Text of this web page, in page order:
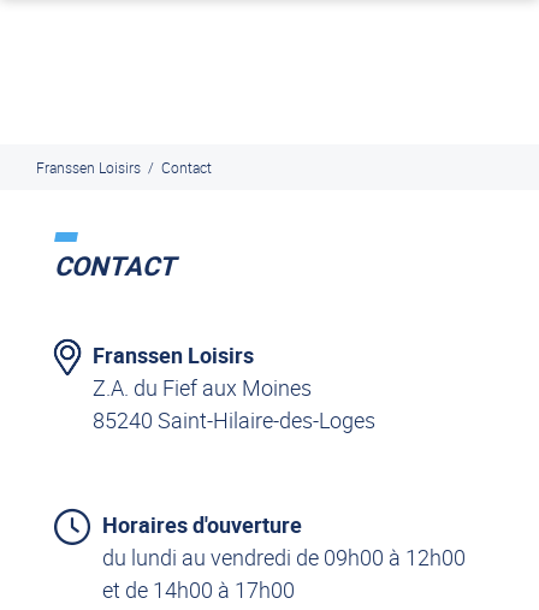
Franssen Loisirs / Contact
CONTACT
Franssen Loisirs
Z.A. du Fief aux Moines
85240 Saint-Hilaire-des-Loges
Horaires d'ouverture
du lundi au vendredi de 09h00 à 12h00
et de 14h00 à 17h00